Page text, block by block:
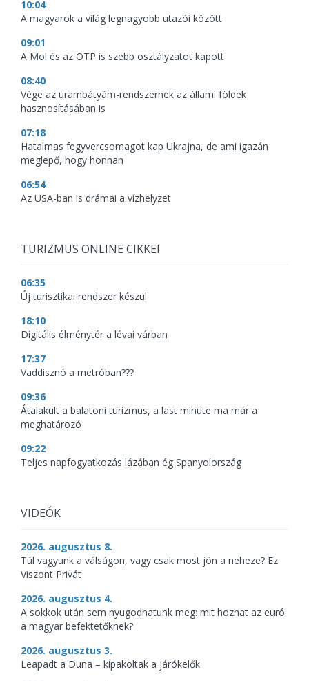
10:04
A magyarok a világ legnagyobb utazói között
09:01
A Mol és az OTP is szebb osztályzatot kapott
08:40
Vége az urambátyám-rendszernek az állami földek
hasznosításában is
07:18
Hatalmas fegyvercsomagot kap Ukrajna, de ami igazán
meglepő, hogy honnan
06:54
Az USA-ban is drámai a vízhelyzet
TURIZMUS ONLINE CIKKEI
06:35
Új turisztikai rendszer készül
18:10
Digitális élménytér a lévai várban
17:37
Vaddisznó a metróban???
09:36
Átalakult a balatoni turizmus, a last minute ma már a
meghatározó
09:22
Teljes napfogyatkozás lázában ég Spanyolország
VIDEÓK
2026. augusztus 8.
Túl vagyunk a válságon, vagy csak most jön a neheze? Ez
Viszont Privát
2026. augusztus 4.
A sokkok után sem nyugodhatunk meg: mit hozhat az euró
a magyar befektetőknek?
2026. augusztus 3.
Leapadt a Duna – kipakoltak a járókelők